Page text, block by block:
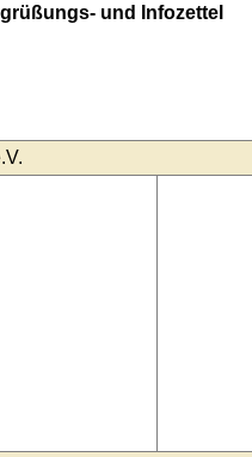
und Infozettel